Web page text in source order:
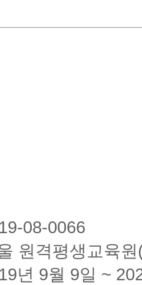
08-0066
원격평생교육
년 9월 9일 ~